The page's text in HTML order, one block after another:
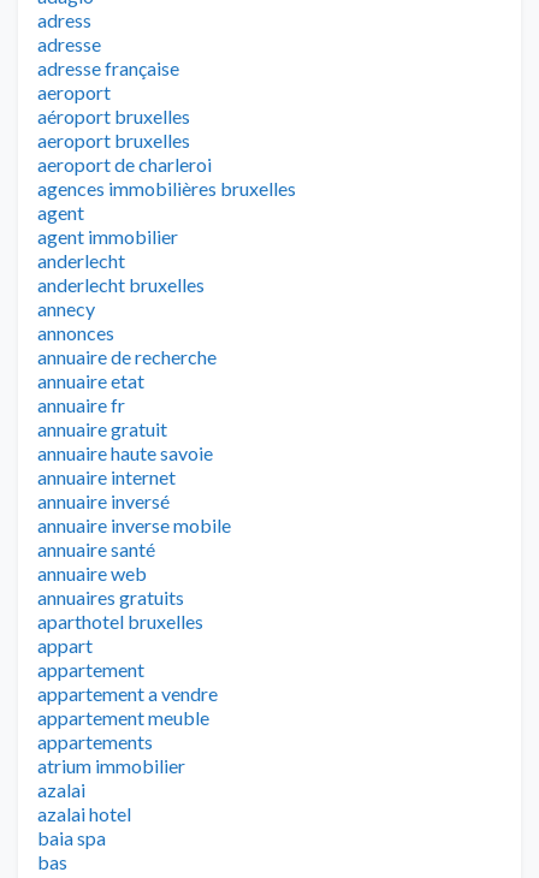
adress
adresse
adresse française
aeroport
aéroport bruxelles
aeroport bruxelles
aeroport de charleroi
agences immobilières bruxelles
agent
agent immobilier
anderlecht
anderlecht bruxelles
annecy
annonces
annuaire de recherche
annuaire etat
annuaire fr
annuaire gratuit
annuaire haute savoie
annuaire internet
annuaire inversé
annuaire inverse mobile
annuaire santé
annuaire web
annuaires gratuits
aparthotel bruxelles
appart
appartement
appartement a vendre
appartement meuble
appartements
atrium immobilier
azalai
azalai hotel
baia spa
bas